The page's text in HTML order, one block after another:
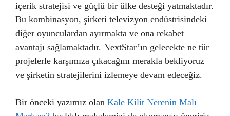
içerik stratejisi ve güçlü bir ülke desteği yatmaktadır.
Bu kombinasyon, şirketi televizyon endüstrisindeki
diğer oyunculardan ayırmakta ve ona rekabet
avantajı sağlamaktadır. NextStar’ın gelecekte ne tür
projelerle karşımıza çıkacağını merakla bekliyoruz
ve şirketin stratejilerini izlemeye devam edeceğiz.
Bir önceki yazımız olan Kale Kilit Nerenin Malı